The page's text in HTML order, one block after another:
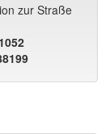
zur Straße